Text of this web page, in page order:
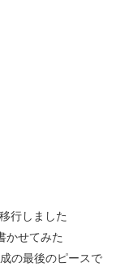
行しました
かせてみた
の最後のピースで